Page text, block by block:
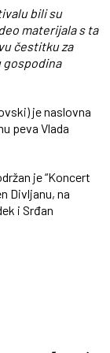
bili su
materijala s ta
čestitku za
gospodina
je naslovna
peva Vlada
je “Koncert
Divljanu, na
i Srđan